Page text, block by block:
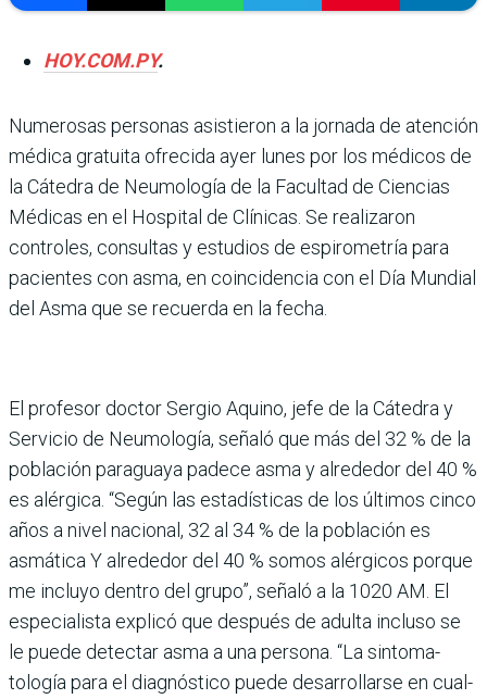
HOY.COM.PY.
Numerosas personas asistieron a la jor­nada de atención
médica gratuita ofrecida ayer lunes por los médicos de
la Cátedra de Neumología de la Facultad de Ciencias
Médicas en el Hospital de Clínicas. Se realizaron
controles, consul­tas y estudios de espirometría para
pacientes con asma, en coincidencia con el Día Mun­dial
del Asma que se recuerda en la fecha.
El profesor doctor Sergio Aquino, jefe de la Cátedra y
Servicio de Neumología, señaló que más del 32 % de la
población paraguaya padece asma y alrededor del 40 %
es alérgica. “Según las estadísti­cas de los últimos cinco
años a nivel nacional, 32 al 34 % de la población es
asmática Y alre­dedor del 40 % somos alérgi­cos porque
me incluyo dentro del grupo”, señaló a la 1020 AM. El
especialista explicó que después de adulta incluso se
le puede detectar asma a una persona. “La sintoma­
tología para el diagnóstico puede desarrollarse en cual­